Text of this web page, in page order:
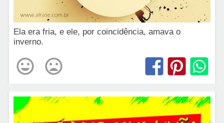
Ela era fria, e ele, por coincidência, amava o
inverno.